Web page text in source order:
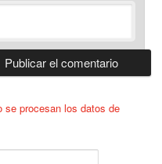
se procesan los datos de